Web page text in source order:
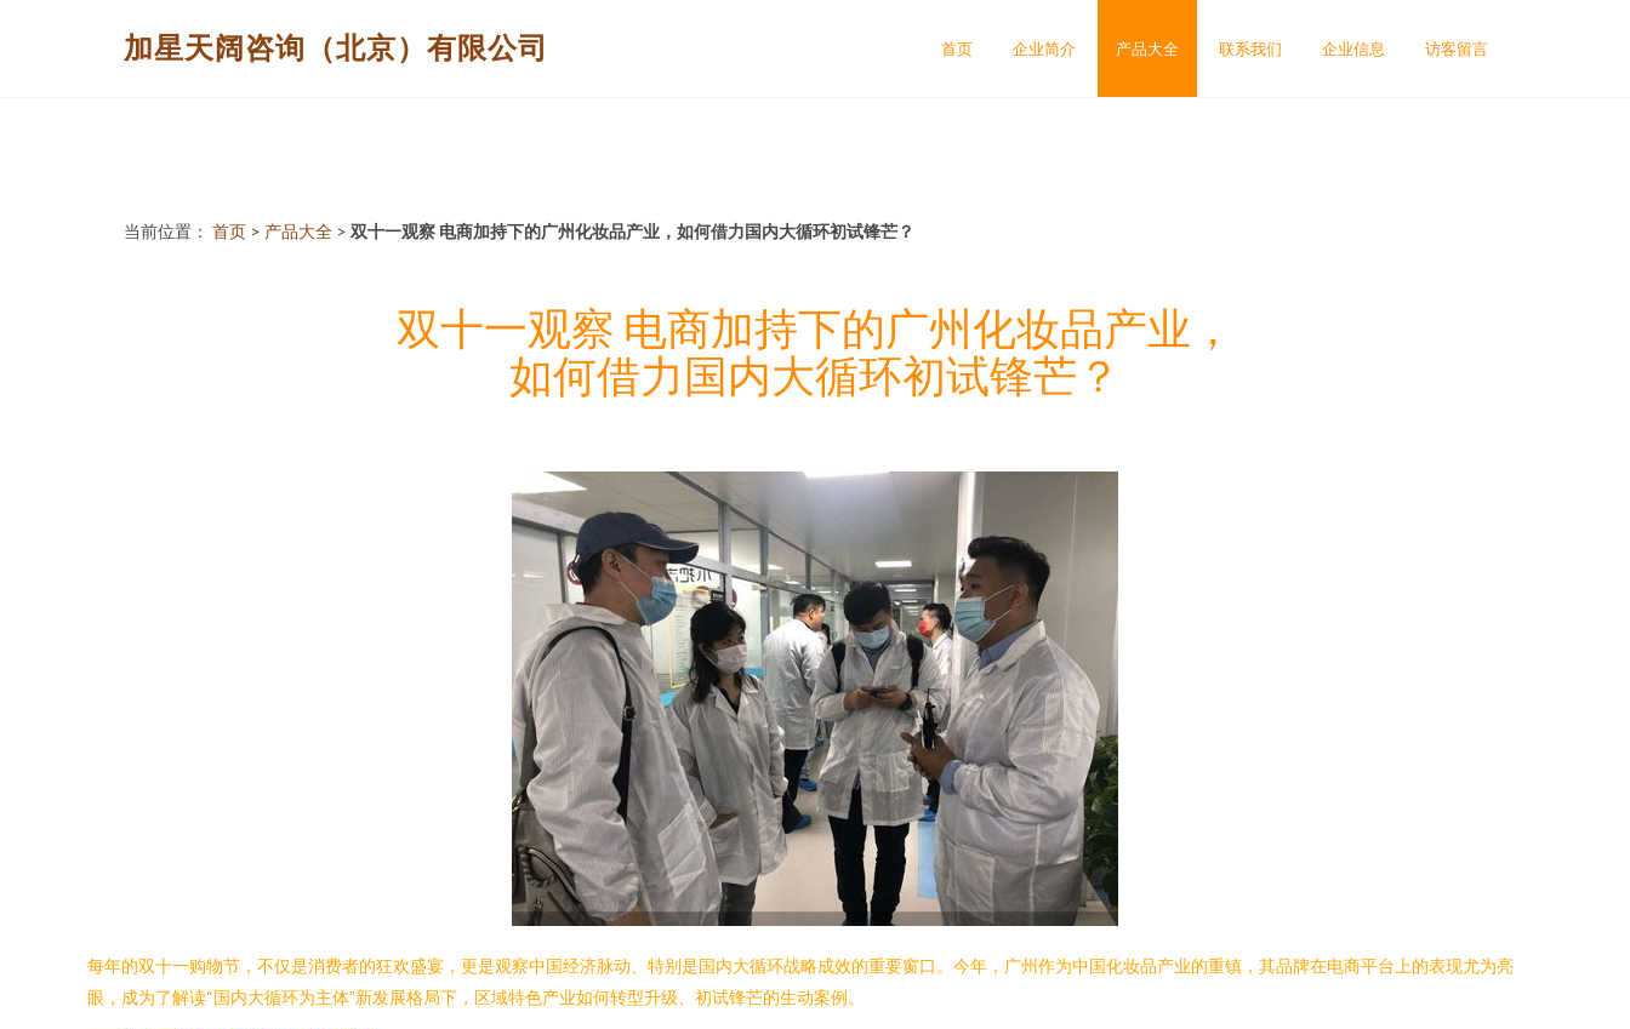
加星天阔咨询（北京）有限公司 首页 企业简介 产品大全 联系我们 企业信息 访客留言
当前位置： 首页 > 产品大全 > 双十一观察 电商加持下的广州化妆品产业，如何借力国内大循环初试锋芒？
双十一观察 电商加持下的广州化妆品产业，
如何借力国内大循环初试锋芒？
每年的双十一购物节，不仅是消费者的狂欢盛宴，更是观察中国经济脉动、特别是国内大循环战略成效的重要窗口。今年，广州作为中国化妆品产业的重镇，其品牌在电商平台上的表现尤为亮
眼，成为了解读“国内大循环为主体”新发展格局下，区域特色产业如何转型升级、初试锋芒的生动案例。